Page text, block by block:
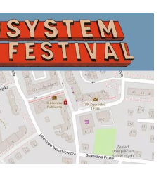
w tej przeglądarce podczas